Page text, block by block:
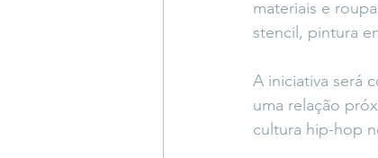
materiais e
stencil, pintura
A iniciativa será
uma relação
cultura hip-hop